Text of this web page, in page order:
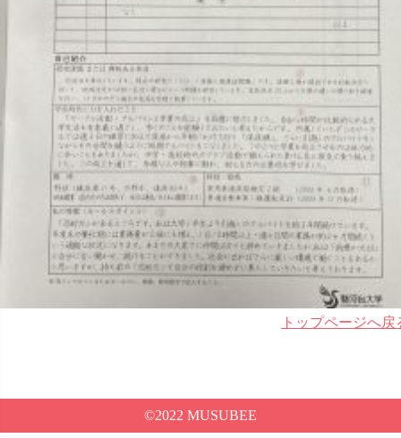
トップページへ戻
©2022 MUSUBEE